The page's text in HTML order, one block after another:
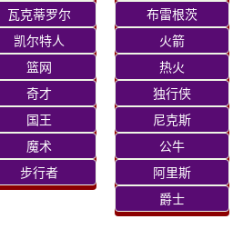
瓦克蒂罗尔
布雷根茨
凯尔特人
火箭
篮网
热火
奇才
独行侠
国王
尼克斯
魔术
公牛
步行者
阿里斯
爵士